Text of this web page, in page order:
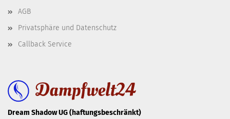
AGB
Privatsphäre und Datenschutz
Callback Service
Dream Shadow UG (haftungsbeschränkt)